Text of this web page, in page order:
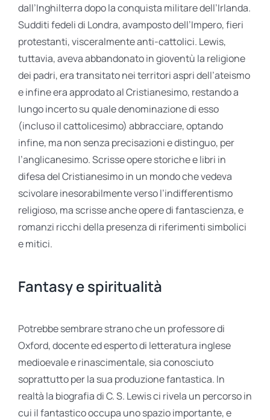
dall’Inghilterra dopo la conquista militare dell’Irlanda.
Sudditi fedeli di Londra, avamposto dell’Impero, fieri
protestanti, visceralmente anti-cattolici. Lewis,
tuttavia, aveva abbandonato in gioventù la religione
dei padri, era transitato nei territori aspri dell’ateismo
e infine era approdato al Cristianesimo, restando a
lungo incerto su quale denominazione di esso
(incluso il cattolicesimo) abbracciare, optando
infine, ma non senza precisazioni e distinguo, per
l’anglicanesimo. Scrisse opere storiche e libri in
difesa del Cristianesimo in un mondo che vedeva
scivolare inesorabilmente verso l’indifferentismo
religioso, ma scrisse anche opere di fantascienza, e
romanzi ricchi della presenza di riferimenti simbolici
e mitici.
Fantasy e spiritualità
Potrebbe sembrare strano che un professore di
Oxford, docente ed esperto di letteratura inglese
medioevale e rinascimentale, sia conosciuto
soprattutto per la sua produzione fantastica. In
realtà la biografia di C. S. Lewis ci rivela un percorso in
cui il fantastico occupa uno spazio importante, e